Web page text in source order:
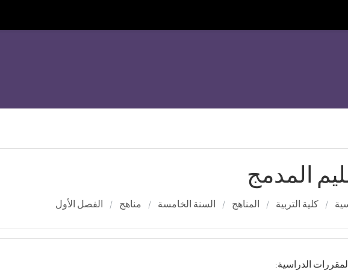
المدمج
كلية التربية المناهج السنة الخامسة مناهج الفصل الأول
الدراسية: